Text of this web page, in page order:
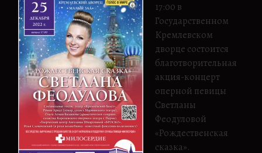
17:00 в
Государственном
Кремлевском
дворце состоится
благотворительная
акция-концерт
оперной певицы
Светланы
Феодуловой
«Рождественская
сказка».